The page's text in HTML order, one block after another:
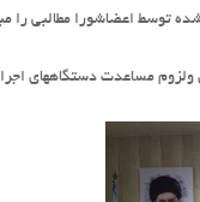
توسط اعضاشورا مطالبی را
مساعدت دستگاههای